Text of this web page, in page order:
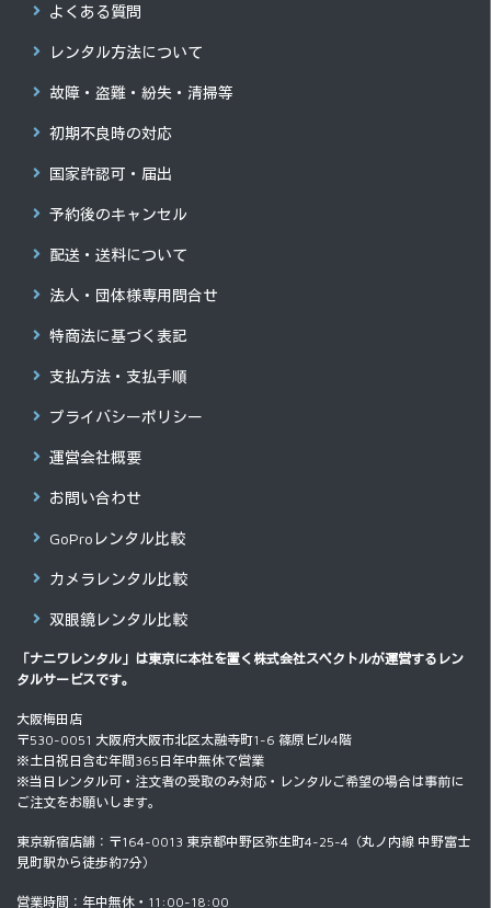
よくある質問
レンタル方法について
故障・盗難・紛失・清掃等
初期不良時の対応
国家許認可・届出
予約後のキャンセル
配送・送料について
法人・団体様専用問合せ
特商法に基づく表記
支払方法・支払手順
プライバシーポリシー
運営会社概要
お問い合わせ
GoProレンタル比較
カメラレンタル比較
双眼鏡レンタル比較
「ナニワレンタル」は東京に本社を置く 株式会社スペクトルが運営するレン
タルサービスです。
大阪梅田店
〒530-0051 大阪府大阪市北区太融寺町1-6 篠原ビル4階
※土日祝日含む年間365日年中無休で営業
※当日レンタル可・注文者の受取のみ対応・レンタルご希望の場合は事前に
ご注文をお願いします。
東京新宿店舗：〒164-0013 東京都中野区弥生町4-25-4（丸ノ内線 中野富士
見町駅から徒歩約7分）
営業時間：年中無休・11:00-18:00